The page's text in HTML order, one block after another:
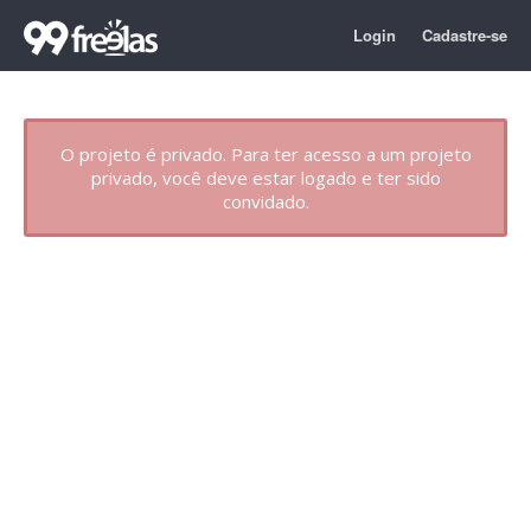
Login Cadastre-se
O projeto é privado. Para ter acesso a um projeto
privado, você deve estar logado e ter sido
convidado.